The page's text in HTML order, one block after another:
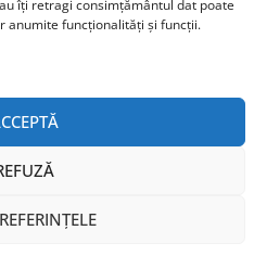
îți retragi consimțământul dat poate
anumite funcționalități și funcții.
ACTIVITATEA